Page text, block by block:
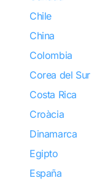
Chile
China
Colombia
Corea del Sur
Costa Rica
Croàcia
Dinamarca
Egipto
España